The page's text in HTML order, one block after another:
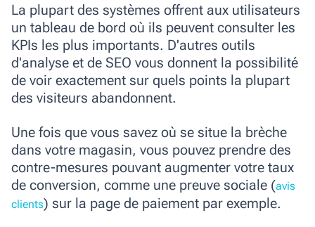
La plupart des systèmes offrent aux utilisateurs
un tableau de bord où ils peuvent consulter les
KPIs les plus importants. D'autres outils
d'analyse et de SEO vous donnent la possibilité
de voir exactement sur quels points la plupart
des visiteurs abandonnent.
Une fois que vous savez où se situe la brèche
dans votre magasin, vous pouvez prendre des
contre-mesures pouvant augmenter votre taux
de conversion, comme une preuve sociale (avis
clients) sur la page de paiement par exemple.